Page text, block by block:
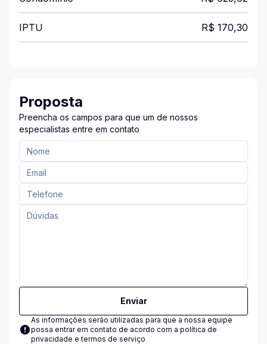
IPTU R$ 170,30
Proposta
Preencha os campos para que um de nossos
especialistas entre em contato
Enviar
As informações serão utilizadas para que a nossa equipe
possa entrar em contato de acordo com a política de
privacidade e termos de serviço